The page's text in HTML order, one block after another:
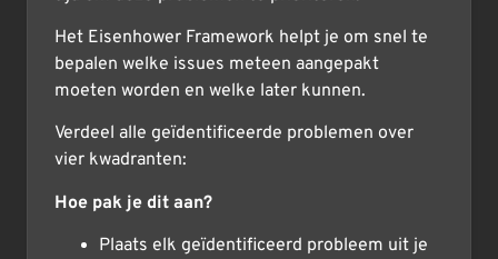
Het Eisenhower Framework helpt je om snel te
bepalen welke issues meteen aangepakt
moeten worden en welke later kunnen.
Verdeel alle geïdentificeerde problemen over
vier kwadranten:
Hoe pak je dit aan?
Plaats elk geïdentificeerd probleem uit je